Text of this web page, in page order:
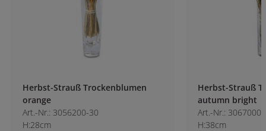
Herbst-Strauß Trockenblumen
orange
Art.-Nr.: 3056200-30
H:28cm
Herbst-Strauß
autumn bright
Art.-Nr.: 3067000-
H:38cm